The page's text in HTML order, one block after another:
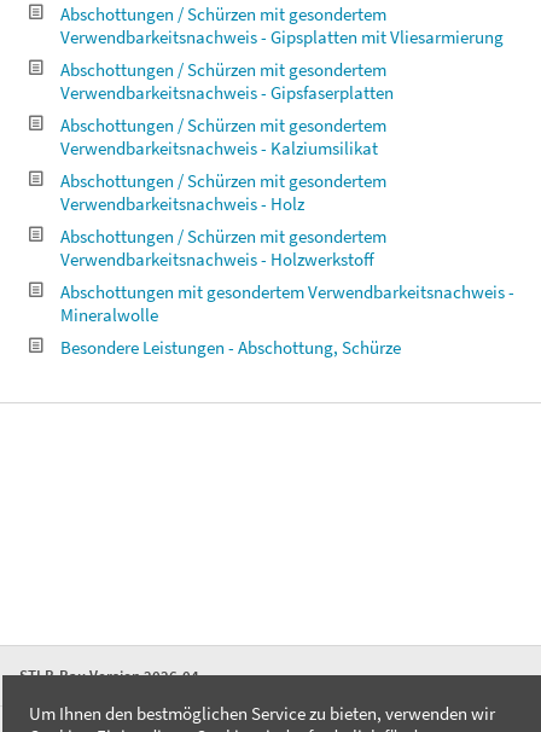
Abschottungen / Schürzen mit gesondertem
Verwendbarkeitsnachweis - Gipsplatten mit Vliesarmierung
Abschottungen / Schürzen mit gesondertem
Verwendbarkeitsnachweis - Gipsfaserplatten
Abschottungen / Schürzen mit gesondertem
Verwendbarkeitsnachweis - Kalziumsilikat
Abschottungen / Schürzen mit gesondertem
Verwendbarkeitsnachweis - Holz
Abschottungen / Schürzen mit gesondertem
Verwendbarkeitsnachweis - Holzwerkstoff
Abschottungen mit gesondertem Verwendbarkeitsnachweis -
Mineralwolle
Besondere Leistungen - Abschottung, Schürze
STLB-Bau Version 2026-04
Um Ihnen den bestmöglichen Service zu bieten, verwenden wir